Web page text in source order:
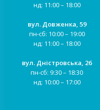
нд: 11:00 – 18:00
вул. Довженка, 59
пн-сб: 10:00 – 19:00
нд: 11:00 – 18:00
вул. Дністровська, 26
пн-сб: 9:30 – 18:30
нд: 10:00 – 17:00